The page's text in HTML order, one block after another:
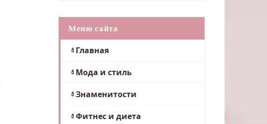
Меню сайта
Главная
Мода и стиль
Знаменитости
Фитнес и диета